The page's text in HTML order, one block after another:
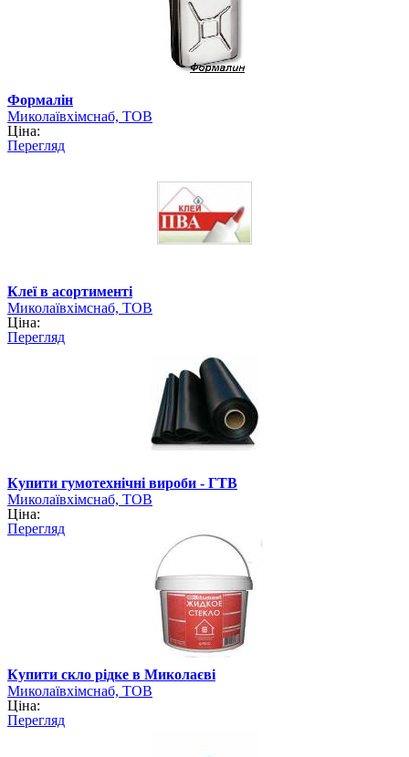
Формалін
Миколаївхімснаб, ТОВ
Ціна:
Перегляд
Клеї в асортименті
Миколаївхімснаб, ТОВ
Ціна:
Перегляд
Купити гумотехнічні вироби - ГТВ
Миколаївхімснаб, ТОВ
Ціна:
Перегляд
Купити скло рідке в Миколаєві
Миколаївхімснаб, ТОВ
Ціна:
Перегляд